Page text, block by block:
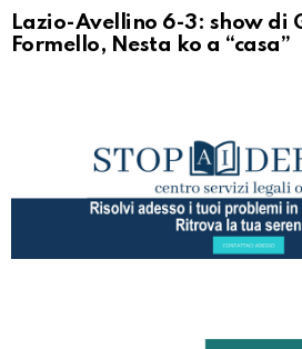
Lazio-Avellino 6-3: show di
Formello, Nesta ko a “casa”